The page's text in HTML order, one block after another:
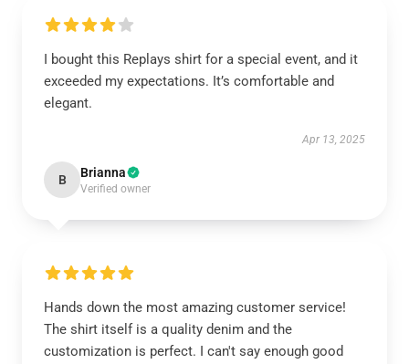
I bought this Replays shirt for a special event, and it
exceeded my expectations. It’s comfortable and
elegant.
Apr 13, 2025
B Brianna
Verified owner
Hands down the most amazing customer service!
The shirt itself is a quality denim and the
customization is perfect. I can't say enough good